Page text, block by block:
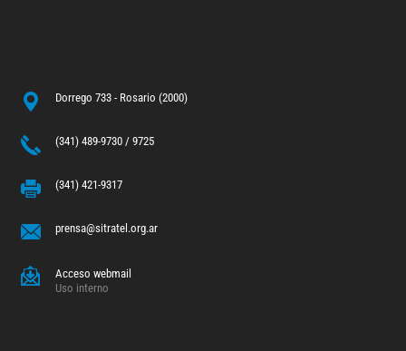
Dorrego 733 - Rosario (2000)
(341) 489-9730 / 9725
(341) 421-9317
prensa@sitratel.org.ar
Acceso webmail
Uso interno